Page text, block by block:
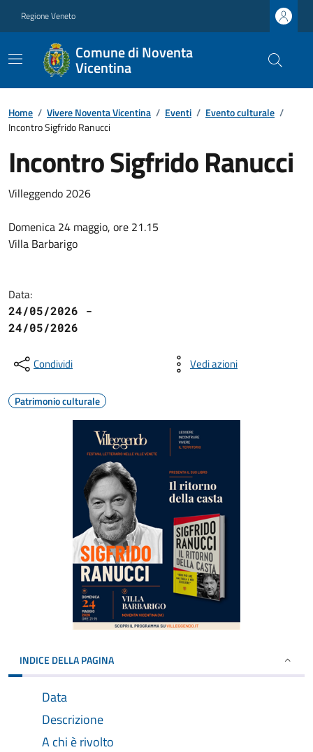
Regione Veneto
Comune di Noventa
Vicentina
Home / Vivere Noventa Vicentina / Eventi / Evento culturale /
Incontro Sigfrido Ranucci
Incontro Sigfrido Ranucci
Villeggendo 2026
Domenica 24 maggio, ore 21.15
Villa Barbarigo
Data:
24/05/2026 -
24/05/2026
Condividi Vedi azioni
Patrimonio culturale
INDICE DELLA PAGINA
Data
Descrizione
A chi è rivolto